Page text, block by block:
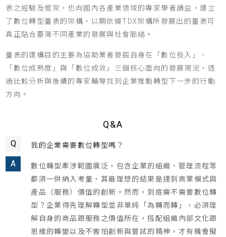
表之經驗及框架，也向國內各產業領域的專家學者請益，建立
了數位轉型量表的架構，以期依據TDX架構所發展出的量表可
真正貼合臺灣不同產業的發展與社會脈絡。
量表的建構目的主要為協助業者發掘自身在「數位投入」、
「數位成熟度」與「數位成效」三個核心面向的發展現況，透
過比較分析與後續的專家輔導找到企業推動轉型下一步的行動
方向。
Q&A
Q 我的企業需要數位轉型嗎？
A
數位轉型牽涉範圍廣泛，包含企業的組織、管理流程等
都須一併納入考量，其最理想的結果是達到商業模式與
產品（服務）價值的創新。然而，到底需不需要數位轉
型？企業得先理解轉型並非單純「為轉而轉」，必須理
解自身的商品跟服務之價值所在，搭配組織內部文化跟
思維的轉變以及不害怕創新與嘗試的精神，才有機會擬